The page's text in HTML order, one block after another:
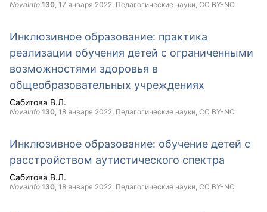
NovaInfo 130, 17 января 2022, Педагогические науки, CC BY-NC
Инклюзивное образование: практика
реализации обучения детей с ограниченными
возможностями здоровья в
общеобразовательных учреждениях
Сабитова В.Л.
NovaInfo 130, 18 января 2022, Педагогические науки, CC BY-NC
Инклюзивное образование: обучение детей с
расстройством аутистического спектра
Сабитова В.Л.
NovaInfo 130, 18 января 2022, Педагогические науки, CC BY-NC